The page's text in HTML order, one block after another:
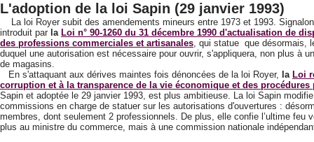
L'adoption de la loi Sapin (29 janvier 1993)
La loi Royer subit des amendements mineurs entre 1973 et 1993.
introduit par la Loi n° 90-1260 du 31 décembre 1990 d'actualisation de
des professions commerciales et artisanales, qui statue que désormais,
duquel une autorisation est nécessaire pour ouvrir, s'appliquera, non plus à
de magasins.
En s'attaquant aux dérives maintes fois dénoncées de la loi Royer, la Loi
corruption et à la transparence de la vie économique et des procédures
Sapin et adoptée le 29 janvier 1993, est plus ambitieuse. La loi Sapin
commissions en charge de statuer sur les autorisations d'ouvertures :
membres, dont seulement 2 professionnels. De plus, elle confie l’ultime feu
plus au ministre du commerce, mais à une commission nationale